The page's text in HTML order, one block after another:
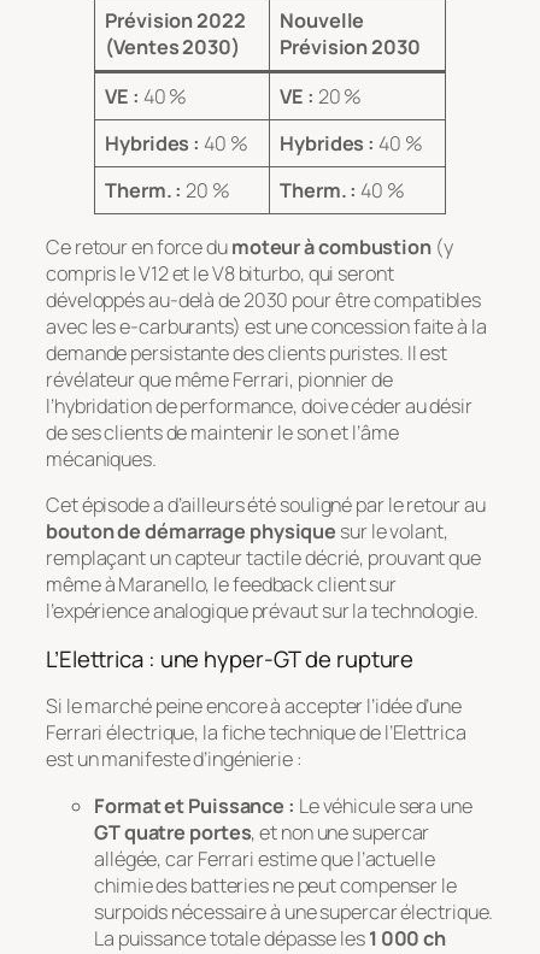
Prévision 2022
(Ventes 2030)
Nouvelle
Prévision 2030
VE : 40 % VE : 20 %
Hybrides : 40 % Hybrides : 40 %
Therm. : 20 % Therm. : 40 %
Ce retour en force dumoteur à combustion(y
compris le V12 et le V8 biturbo, qui seront
développés au-delà de 2030 pour être compatibles
avec les e-carburants) est une concession faite à la
demande persistante des clients puristes. Il est
révélateur que même Ferrari, pionnier de
l’hybridation de performance, doive céder au désir
de ses clients de maintenir le son et l’âme
mécaniques.
Cet épisode a d’ailleurs été souligné par le retour au
bouton de démarrage physique sur le volant,
remplaçant un capteur tactile décrié, prouvant que
même à Maranello, lefeedbackclient sur
l’expérience analogique prévaut sur la technologie.
L’Elettrica : une hyper-GT de rupture
Si le marché peine encore à accepter l’idée d’une
Ferrari électrique, la fiche technique de l’Elettrica
est un manifeste d’ingénierie :
Format et Puissance : Le véhicule sera une
GT quatre portes, et non une supercar
allégée, car Ferrari estime que l’actuelle
chimie des batteries ne peut compenser le
surpoids nécessaire à une supercar électrique.
La puissance totale dépasse les1 000 ch